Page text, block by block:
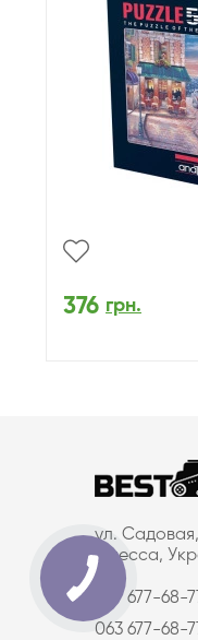
376 грн.
ул. Садовая,
Одесса,
097 677-68-
063 677-68-